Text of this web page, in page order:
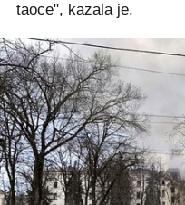
taoce", kazala je.